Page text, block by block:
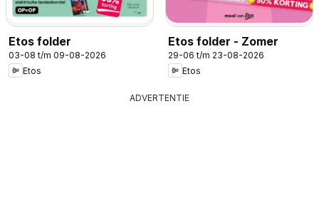
Etos folder
03-08 t/m 09-08-2026
Etos
Etos folder - Zomer
29-06 t/m 23-08-2026
Etos
ADVERTENTIE